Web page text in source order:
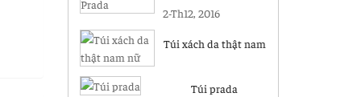
2-Th12, 2016
Túi xách da thật nam
Túi prada